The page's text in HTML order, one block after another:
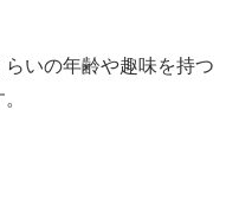
いの年齢や趣味を持つ